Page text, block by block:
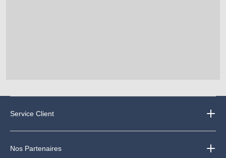
Service Client
Nos Partenaires